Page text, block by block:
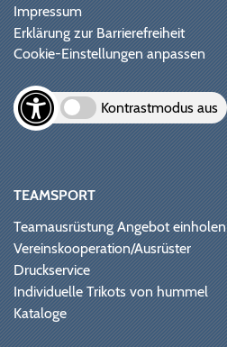
Impressum
Erklärung zur Barrierefreiheit
Cookie-Einstellungen anpassen
Kontrastmodus aus
TEAMSPORT
Teamausrüstung Angebot einholen
Vereinskooperation/Ausrüster
Druckservice
Individuelle Trikots von hummel
Kataloge